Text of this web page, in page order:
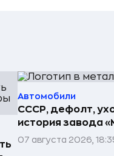
Автомобили
СССР, дефолт,
история завода
07 августа 2026,